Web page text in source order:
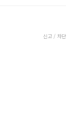
신고 / 차단